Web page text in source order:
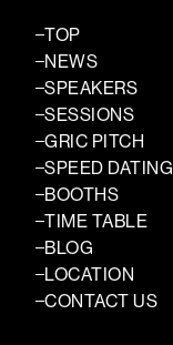
TOP
NEWS
SPEAKERS
SESSIONS
GRIC PITCH
SPEED DATING
BOOTHS
TIME TABLE
BLOG
LOCATION
CONTACT US